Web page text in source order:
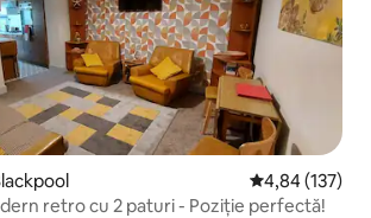
Scor mediu de
4,84 (137)
retro cu 2 paturi - Poziție perfectă!